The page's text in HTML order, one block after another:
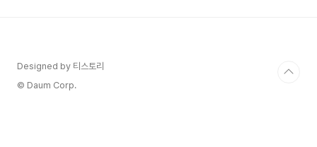
Designed by 티스토리
© Daum Corp.